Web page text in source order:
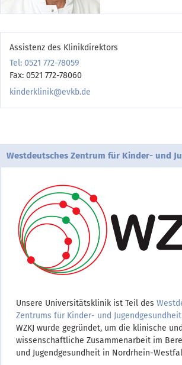
Assistenz des Klinikdirektors
Tel: 0521 772-78059
Fax: 0521 772-78060
kinderklinik@evkb.de
Westdeutsches Zentrum für Kinder- und
Unsere Universitätsklinik ist Teil des
Zentrums für Kinder- und Jugendgesundheit
WZKJ wurde gegründet, um die klinische und
wissenschaftliche Zusammenarbeit im
und Jugendgesundheit in Nordrhein-